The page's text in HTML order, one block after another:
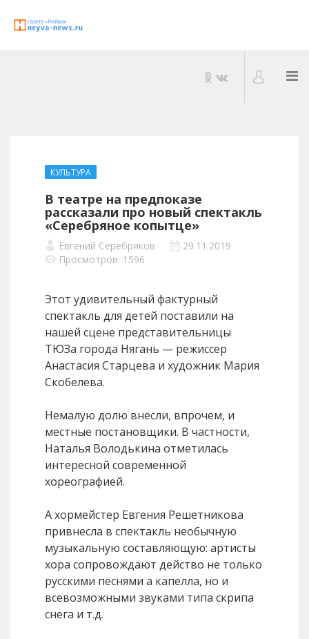
КУЛЬТУРА
В театре на предпоказе
рассказали про новый спектакль
«Серебряное копытце»
Евгений Серебряков
29.11.2019
Просмотров: 1596
Этот удивительный фактурный
спектакль для детей поставили на
нашей сцене представительницы
ТЮЗа города Нягань — режиссер
Анастасия Старцева и художник Мария
Скобелева.
Немалую долю внесли, впрочем, и
местные постановщики. В частности,
Наталья Володькина отметилась
интересной современной
хореографией.
А хормейстер Евгения Решетникова
привнесла в спектакль необычную
музыкальную составляющую: артисты
хора сопровождают действо не только
русскими песнями а капелла, но и
всевозможными звуками типа скрипа
снега и т.д.